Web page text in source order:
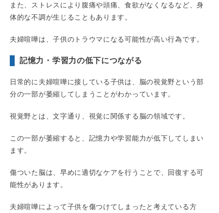
また、ストレスにより腹痛や頭痛、食欲がなくなるなど、身
体的な不調が生じることもあります。
夫婦喧嘩は、子供のトラウマになる可能性が高い行為です。
記憶力・学習力の低下につながる
日常的に夫婦喧嘩に接している子供は、脳の視覚野という部
分の一部が萎縮してしまうことがわかっています。
視覚野とは、文字通り、視覚に関係する脳の領域です。
この一部が萎縮すると、記憶力や学習能力が低下してしまい
ます。
傷ついた脳は、早めに適切なケアを行うことで、回復する可
能性があります。
夫婦喧嘩によって子供を傷つけてしまったと考えている方